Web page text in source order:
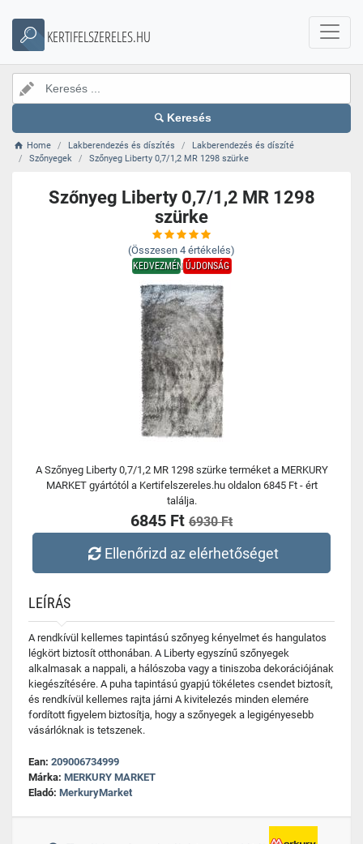
KERTIFELSZERELES.HU
Keresés
Home Lakberendezés és díszítés
Lakberendezés és díszíté
Szőnyegek
Szőnyeg Liberty 0,7/1,2 MR 1298 szürke
Szőnyeg Liberty 0,7/1,2 MR 1298
szürke
(Összesen 4 értékelés)
KEDVEZMÉNYÚJDONSÁG
A Szőnyeg Liberty 0,7/1,2 MR 1298 szürke terméket a MERKURY
MARKET gyártótól a Kertifelszereles.hu oldalon 6845 Ft - ért
találja.
6845 Ft 6930 Ft
Ellenőrizd az elérhetőséget
LEÍRÁS
A rendkívül kellemes tapintású szőnyeg kényelmet és hangulatos
légkört biztosít otthonában. A Liberty egyszínű szőnyegek
alkalmasak a nappali, a hálószoba vagy a tiniszoba dekorációjának
kiegészítésére. A puha tapintású gyapjú tökéletes csendet biztosít,
és rendkívül kellemes rajta járni A kivitelezés minden elemére
fordított figyelem biztosítja, hogy a szőnyegek a legigényesebb
vásárlóknak is tetszenek.
Ean: 209006734999
Márka: MERKURY MARKET
Eladó: MerkuryMarket